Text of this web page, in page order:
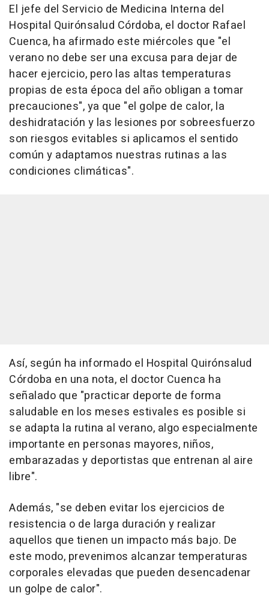
El jefe del Servicio de Medicina Interna del
Hospital Quirónsalud Córdoba, el doctor Rafael
Cuenca, ha afirmado este miércoles que "el
verano no debe ser una excusa para dejar de
hacer ejercicio, pero las altas temperaturas
propias de esta época del año obligan a tomar
precauciones", ya que "el golpe de calor, la
deshidratación y las lesiones por sobreesfuerzo
son riesgos evitables si aplicamos el sentido
común y adaptamos nuestras rutinas a las
condiciones climáticas".
Así, según ha informado el Hospital Quirónsalud
Córdoba en una nota, el doctor Cuenca ha
señalado que "practicar deporte de forma
saludable en los meses estivales es posible si
se adapta la rutina al verano, algo especialmente
importante en personas mayores, niños,
embarazadas y deportistas que entrenan al aire
libre".
Además, "se deben evitar los ejercicios de
resistencia o de larga duración y realizar
aquellos que tienen un impacto más bajo. De
este modo, prevenimos alcanzar temperaturas
corporales elevadas que pueden desencadenar
un golpe de calor".